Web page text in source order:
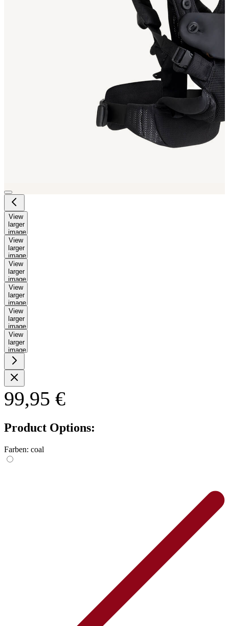
View
larger
image
View
larger
image
View
larger
image
View
larger
image
View
larger
image
View
larger
image
99,95 €
Product Options:
Farben: coal